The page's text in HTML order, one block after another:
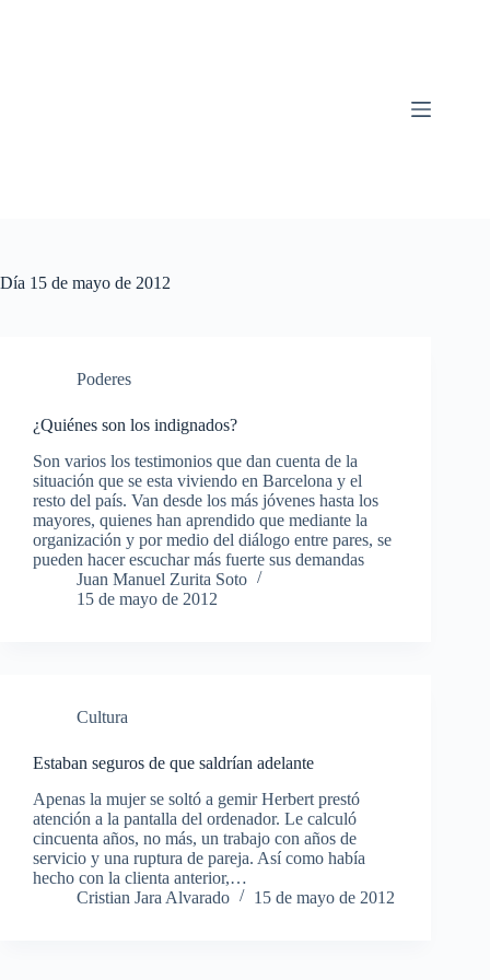
Día 15 de mayo de 2012
Poderes
¿Quiénes son los indignados?
Son varios los testimonios que dan cuenta de la
situación que se esta viviendo en Barcelona y el
resto del país. Van desde los más jóvenes hasta los
mayores, quienes han aprendido que mediante la
organización y por medio del diálogo entre pares, se
pueden hacer escuchar más fuerte sus demandas
Juan Manuel Zurita Soto
15 de mayo de 2012
Cultura
Estaban seguros de que saldrían adelante
Apenas la mujer se soltó a gemir Herbert prestó
atención a la pantalla del ordenador. Le calculó
cincuenta años, no más, un trabajo con años de
servicio y una ruptura de pareja. Así como había
hecho con la clienta anterior,…
Cristian Jara Alvarado
15 de mayo de 2012